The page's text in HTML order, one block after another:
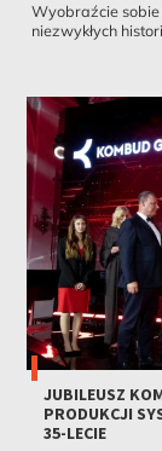
Wyobraźcie sobie
niezwykłych
JUBILEUSZ
PRODUKCJI
35-LECIE